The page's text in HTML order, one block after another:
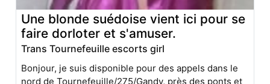
Une blonde suédoise vient ici pour se
faire dorloter et s'amuser.
Trans Tournefeuille escorts girl
Bonjour, je suis disponible pour des appels dans le
nord de Tournefeuille/275/Gandy, près des ponts et